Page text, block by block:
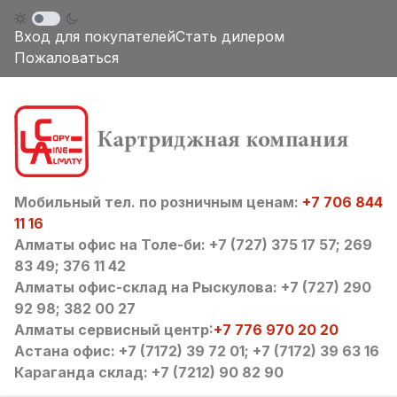
Вход для покупателейСтать дилером
Пожаловаться
Мобильный тел. по розничным ценам: +7 706 844
11 16
Алматы офис на Толе-би: +7 (727) 375 17 57; 269
83 49; 376 11 42
Алматы офис-склад на Рыскулова: +7 (727) 290
92 98; 382 00 27
Алматы сервисный центр:+7 776 970 20 20
Астана офис: +7 (7172) 39 72 01; +7 (7172) 39 63 16
Караганда склад: +7 (7212) 90 82 90